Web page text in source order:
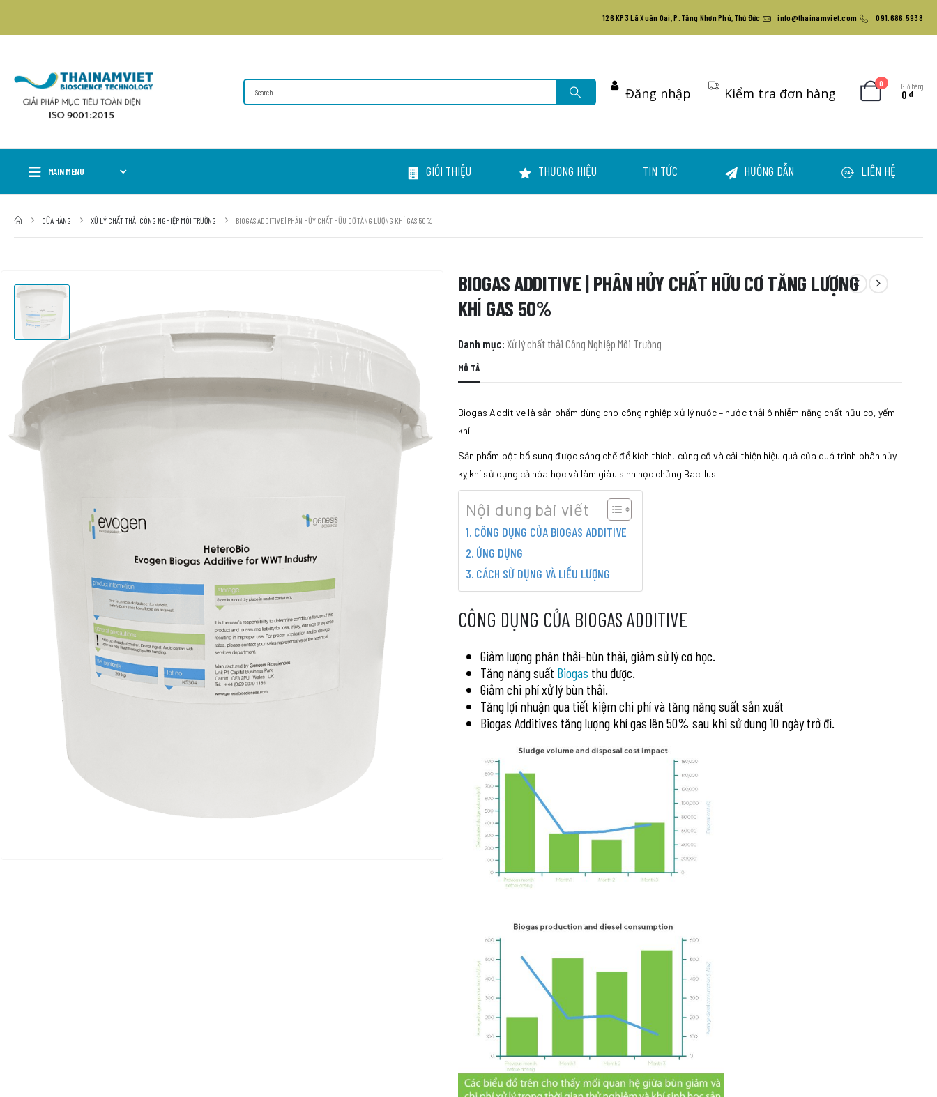
126 KP3 Lã Xuân Oai, P. Tăng Nhơn Phú, Thủ Đức info@thainamviet.com 091.686.5938
Đăng nhập Kiểm tra đơn hàng
0 Giỏ hàng
0 ₫
MAIN MENU GIỚI THIỆU THƯƠNG HIỆU TIN TỨC HƯỚNG DẪN LIÊN HỆ
CỬA HÀNG XỬ LÝ CHẤT THẢI CÔNG NGHIỆP MÔI TRƯỜNG BIOGAS ADDITIVE | PHÂN HỦY CHẤT HỮU CƠ TĂNG LƯỢNG KHÍ GAS 50%
BIOGAS ADDITIVE | PHÂN HỦY CHẤT HỮU CƠ TĂNG LƯỢNG
KHÍ GAS 50%
Danh mục: Xử lý chất thải Công Nghiệp Môi Trường
MÔ TẢ
Biogas Additive là sản phẩm dùng cho công nghiệp xử lý nước – nước thải ô nhiễm nặng chất hữu cơ, yếm
khí.
Sản phẩm bột bổ sung được sáng chế để kích thích, củng cố và cải thiện hiệu quả của quá trình phân hủy
kỵ khí sử dụng cả hóa học và làm giàu sinh học chủng Bacillus.
Nội dung bài viết
CÔNG DỤNG CỦA BIOGAS ADDITIVE
ỨNG DỤNG
CÁCH SỬ DỤNG VÀ LIỀU LƯỢNG
CÔNG DỤNG CỦA BIOGAS ADDITIVE
Giảm lượng phân thải-bùn thải, giảm sử lý cơ học.
Tăng năng suất Biogas thu được.
Giảm chi phíxử lý bùn thải.
Tăng lợi nhuậnqua tiết kiệm chi phí và tăng năng suất sản xuất
Biogas Additives tăng lượng khí gas lên 50% sau khi sử dung 10 ngày trở đi.